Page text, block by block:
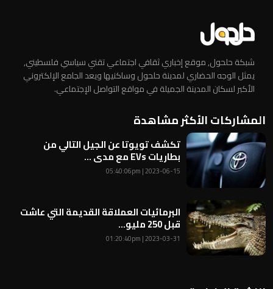
شبكة حلحول, موقع إخباري ثقافي اجتماعي تقني سياسي فلسطيني,
يمثل الوجه الحضاري لمدينة حلحول وساكنيها ويعد الجامع الإلكتروني
الأكبر لسكان المدينة الجميلة في مواقع التواصل الإجتماعي.
المشاركات الأكثر مشاهدة
تكشف تويوتا عن الجيل التالي من
بطاريات EVs مع مدى ...
2023-06-15 | 05:40:06pm
البرمائيات العملاقة القديمة التي عاشت
قبل 250 مليو...
2023-03-31 | 01:20:40pm